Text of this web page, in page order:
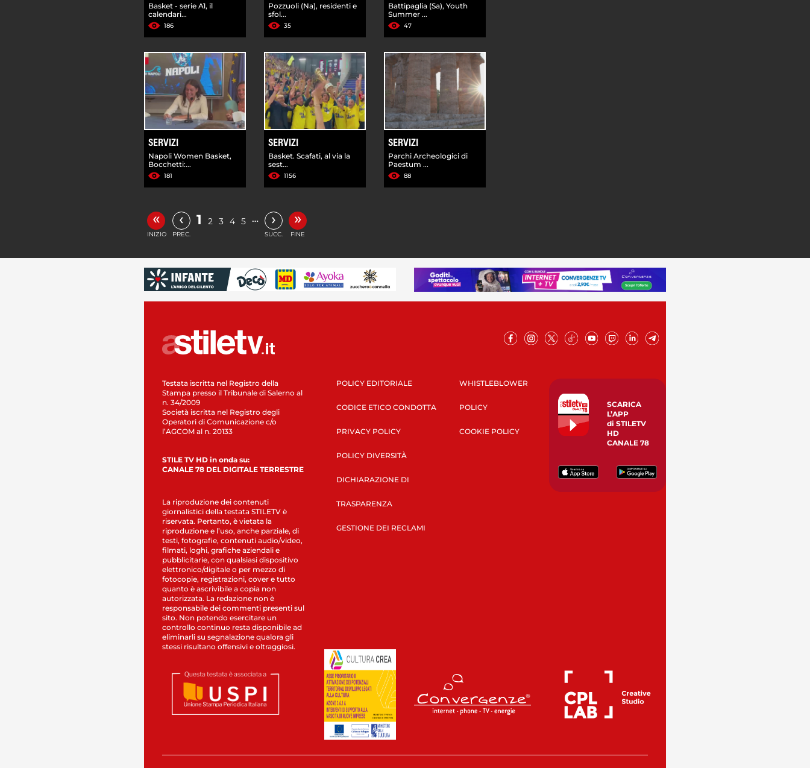
Basket - serie A1, il
calendari...
186
Pozzuoli (Na), residenti e
sfol...
35
Battipaglia (Sa), Youth
Summer ...
47
SERVIZI
Napoli Women Basket,
Bocchetti:...
181
SERVIZI
Basket. Scafati, al via la
sest...
1156
SERVIZI
Parchi Archeologici di
Paestum ...
88
«
INIZIO
‹
PREC.
1 2 3 4 5 … ›
SUCC.
»
FINE
Testata iscritta nel Registro della
Stampa presso il Tribunale di Salerno al
n. 34/2009
Società iscritta nel Registro degli
Operatori di Comunicazione c/o
l’AGCOM al n. 20133
STILE TV HD in onda su:
CANALE 78 DEL DIGITALE TERRESTRE
La riproduzione dei contenuti
giornalistici della testata STILETV è
riservata. Pertanto, è vietata la
riproduzione e l’uso, anche parziale, di
testi, fotografie, contenuti audio/video,
filmati, loghi, grafiche aziendali e
pubblicitarie, con qualsiasi dispositivo
elettronico/digitale o per mezzo di
fotocopie, registrazioni, cover e tutto
quanto è ascrivibile a copia non
autorizzata. La redazione non è
responsabile dei commenti presenti sul
sito. Non potendo esercitare un
controllo continuo resta disponibile ad
eliminarli su segnalazione qualora gli
stessi risultano offensivi e oltraggiosi.
POLICY EDITORIALE
CODICE ETICO CONDOTTA
PRIVACY POLICY
POLICY DIVERSITÀ
DICHIARAZIONE DI
TRASPARENZA
GESTIONE DEI RECLAMI
WHISTLEBLOWER
POLICY
COOKIE POLICY
SCARICA
L’APP
di STILETV
HD
CANALE 78